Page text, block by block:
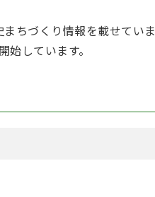
ちづくり情報を載せていま
しています。